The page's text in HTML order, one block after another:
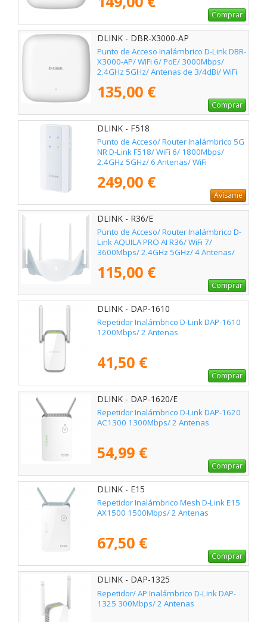
Comprar
DLINK - DBR-X3000-AP
Punto de Acceso Inalámbrico D-Link DBR-
X3000-AP/ WiFi 6/ PoE/ 3000Mbps/
2.4GHz 5GHz/ Antenas de 3/4dBi/ WiFi
135,00 €
Comprar
DLINK - F518
Punto de Acceso/ Router Inalámbrico 5G
NR D-Link F518/ WiFi 6/ 1800Mbps/
2.4GHz 5GHz/ 6 Antenas/ WiFi
249,00 €
Avísame
DLINK - R36/E
Punto de Acceso/ Router Inalámbrico D-
Link AQUILA PRO AI R36/ WiFi 7/
3600Mbps/ 2.4GHz 5GHz/ 4 Antenas/
115,00 €
Comprar
DLINK - DAP-1610
Repetidor Inalámbrico D-Link DAP-1610
1200Mbps/ 2 Antenas
41,50 €
Comprar
DLINK - DAP-1620/E
Repetidor Inalámbrico D-Link DAP-1620
AC1300 1300Mbps/ 2 Antenas
54,99 €
Comprar
DLINK - E15
Repetidor Inalámbrico Mesh D-Link E15
AX1500 1500Mbps/ 2 Antenas
67,50 €
Comprar
DLINK - DAP-1325
Repetidor/ AP Inalámbrico D-Link DAP-
1325 300Mbps/ 2 Antenas